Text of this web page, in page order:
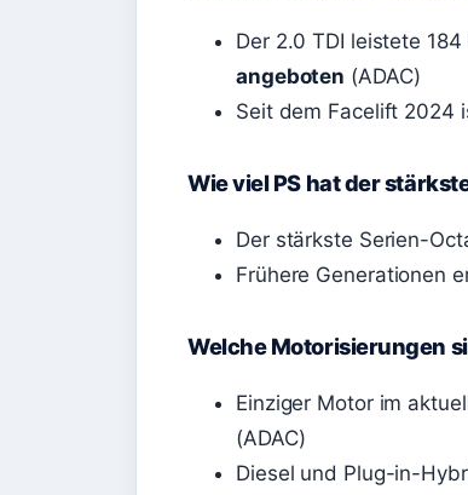
Der 2.0 TDI leistete
angeboten (ADAC)
Seit dem Facelift 2024
Wie viel PS hat der
Der stärkste Serien-
Frühere Generationen
Welche Motorisierungen
Einziger Motor im
(ADAC)
Diesel und Plug-in-